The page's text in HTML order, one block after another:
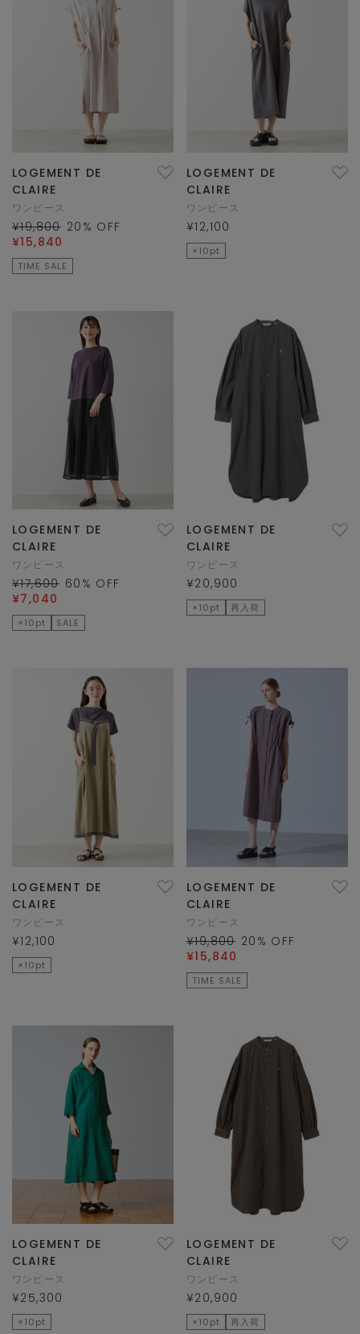
LOGEMENT DE
CLAIRE
ワンピース
¥19,800 20 % OFF
¥15,840
TIME SALE
LOGEMENT DE
CLAIRE
ワンピース
¥12,100
×10pt
LOGEMENT DE
CLAIRE
ワンピース
¥17,600 60 % OFF
¥7,040
×10pt SALE
LOGEMENT DE
CLAIRE
ワンピース
¥20,900
×10pt 再入荷
LOGEMENT DE
CLAIRE
ワンピース
¥12,100
×10pt
LOGEMENT DE
CLAIRE
ワンピース
¥19,800 20 % OFF
¥15,840
TIME SALE
LOGEMENT DE
CLAIRE
ワンピース
¥25,300
×10pt
LOGEMENT DE
CLAIRE
ワンピース
¥20,900
×10pt 再入荷